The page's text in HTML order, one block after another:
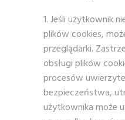
Jeśli użytkownik
plików cookies,
przeglądarki.
obsługi plików
procesów
bezpieczeństwa,
użytkownika może